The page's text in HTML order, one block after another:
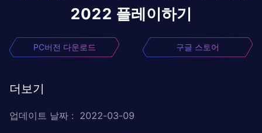
2022 플레이하기
PC버전 다운로드 구글 스토어
더보기
업데이트 날짜 : 2022-03-09